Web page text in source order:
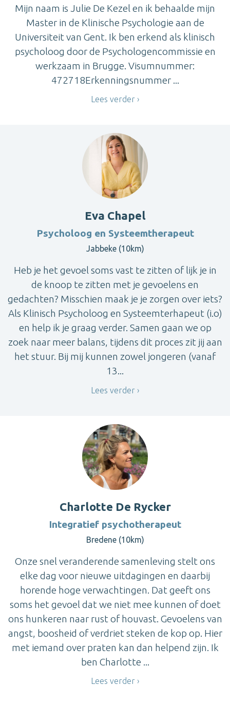
Mijn naam is Julie De Kezel en ik behaalde mijn
Master in de Klinische Psychologie aan de
Universiteit van Gent. Ik ben erkend als klinisch
psycholoog door de Psychologencommissie en
werkzaam in Brugge. Visumnummer:
472718Erkenningsnummer ...
Lees verder
Eva Chapel
Psycholoog en Systeemtherapeut
Jabbeke (10km)
Heb je het gevoel soms vast te zitten of lijk je in
de knoop te zitten met je gevoelens en
gedachten? Misschien maak je je zorgen over iets?
Als Klinisch Psycholoog en Systeemterhapeut (i.o)
en help ik je graag verder. Samen gaan we op
zoek naar meer balans, tijdens dit proces zit jij aan
het stuur. Bij mij kunnen zowel jongeren (vanaf
13...
Lees verder
Charlotte De Rycker
Integratief psychotherapeut
Bredene (10km)
Onze snel veranderende samenleving stelt ons
elke dag voor nieuwe uitdagingen en daarbij
horende hoge verwachtingen. Dat geeft ons
soms het gevoel dat we niet mee kunnen of doet
ons hunkeren naar rust of houvast. Gevoelens van
angst, boosheid of verdriet steken de kop op. Hier
met iemand over praten kan dan helpend zijn. Ik
ben Charlotte ...
Lees verder